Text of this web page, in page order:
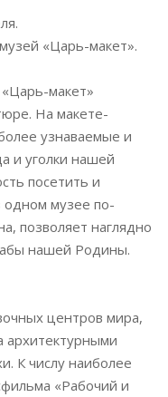
«Царь-макет».
макет»
На макете-
узнаваемые и
и уголки нашей
посетить и
одном музее по-
позволяет наглядно
нашей Родины.
центров мира,
архитектурными
К числу наиболее
«Рабочий и